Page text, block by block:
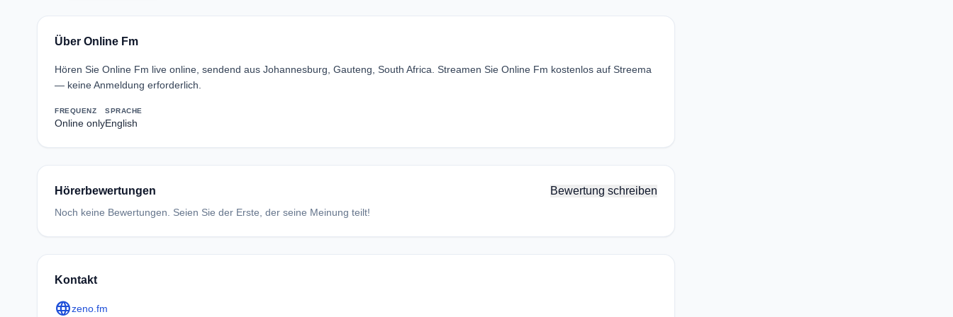
Über Online Fm
Hören Sie Online Fm live online, sendend aus Johannesburg, Gauteng, South Africa. Streamen Sie Online Fm kostenlos auf Streema
— keine Anmeldung erforderlich.
FREQUENZ
Online only
SPRACHE
English
Hörerbewertungen Bewertung schreiben
Noch keine Bewertungen. Seien Sie der Erste, der seine Meinung teilt!
Kontakt
languagezeno.fm